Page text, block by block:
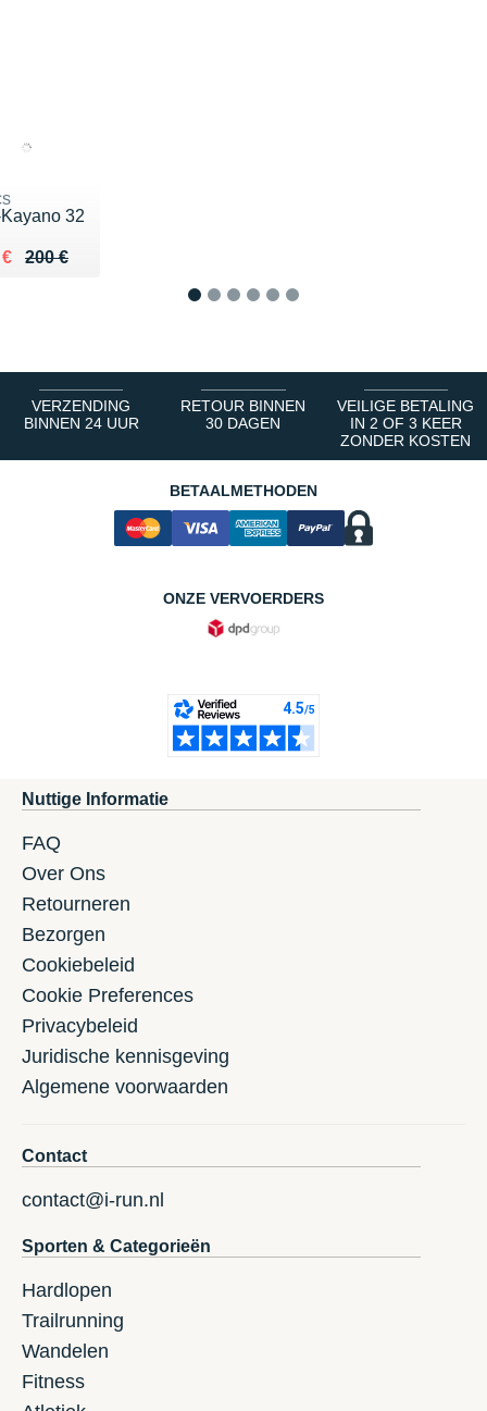
32
200 €
de 200 €
137 €
VERZENDING
BINNEN 24 UUR
RETOUR BINNEN
30 DAGEN
VEILIGE BETALING
IN 2 OF 3 KEER
ZONDER KOSTEN
BETAALMETHODEN
ONZE VERVOERDERS
Nuttige Informatie
FAQ
Over Ons
Retourneren
Bezorgen
Cookiebeleid
Cookie Preferences
Privacybeleid
Juridische kennisgeving
Algemene voorwaarden
Contact
contact@i-run.nl
Sporten & Categorieën
Hardlopen
Trailrunning
Wandelen
Fitness